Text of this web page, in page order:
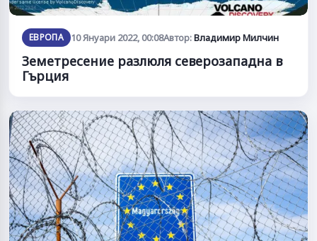
ЕВРОПА 10 Януари 2022, 00:08Автор:Владимир Милчин
Земетресение разлюля северозападна в
Гърция